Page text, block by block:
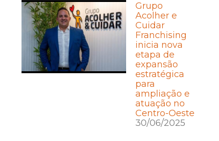
Grupo
Acolher e
Cuidar
Franchising
inicia nova
etapa de
expansão
estratégica
para
ampliação e
atuação no
Centro-Oeste
30/06/2025